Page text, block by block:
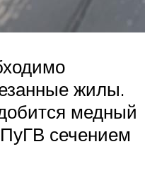
жилы.
медный
сечением